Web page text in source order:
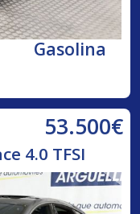
Gasolina
53.500€
4.0 TFSI